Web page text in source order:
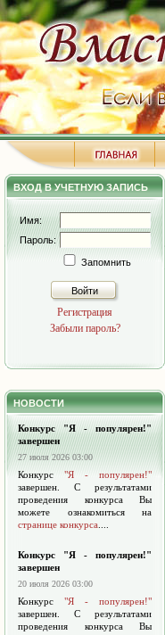
ВХОД В УЧЕТНУЮ ЗАПИСЬ
Имя:
Пароль:
Запомнить
Войти
Регистрация
Забыли пароль?
НОВОСТИ
Конкурс "Я - популярен!"
завершен
27 июля 2026 03:00
Конкурс "Я - популярен!"
завершен. С результатами
проведения конкурса Вы
можете ознакомиться на
странице конкурса
Конкурс "Я - популярен!"
завершен
20 июля 2026 03:00
Конкурс "Я - популярен!"
завершен. С результатами
проведения конкурса Вы